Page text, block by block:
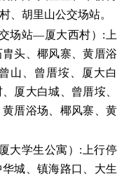
、胡里山公交场站。
场站—厦大西村）:上
头、椰风寨、黄厝浴
山、曾厝垵、厦大白
厦大白城、曾厝垵、
厝浴场、椰风寨、黄
大学生公寓）:上行停
城、镇海路口、大生